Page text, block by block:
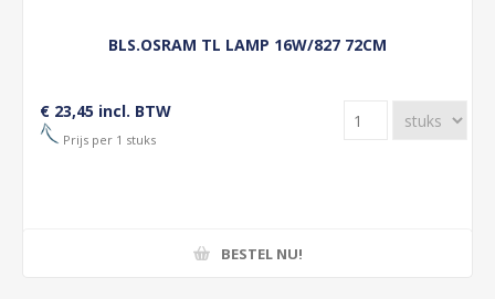
BLS.OSRAM TL LAMP 16W/827 72CM
€ 23,45 incl. BTW
Prijs per 1 stuks
BESTEL NU!